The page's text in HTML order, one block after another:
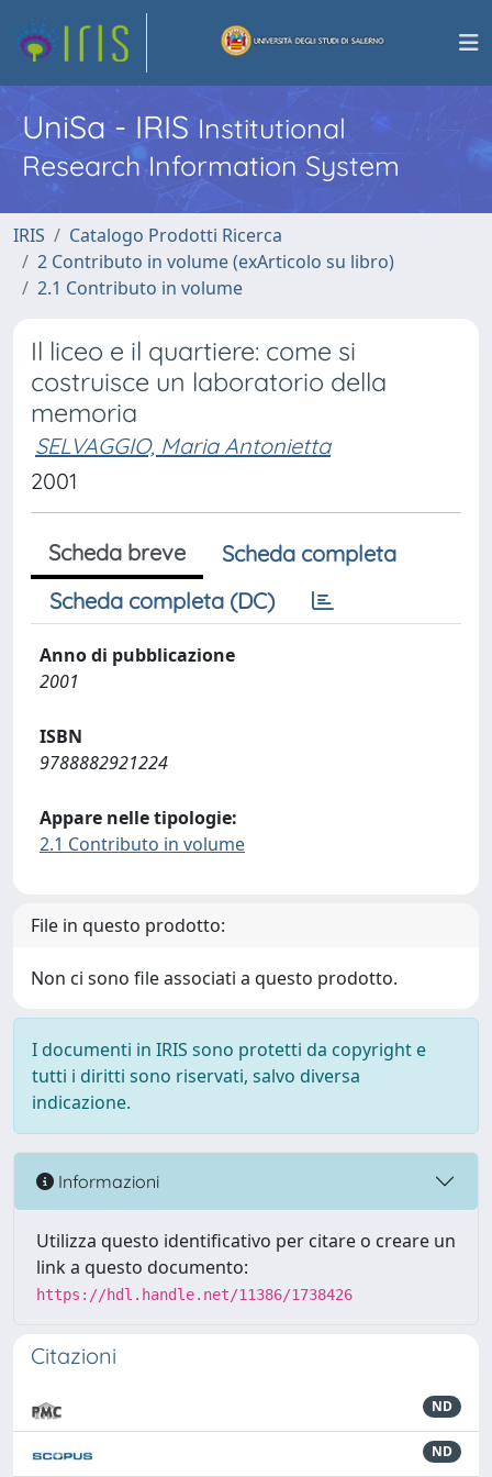
UniSa - IRISInstitutional
Research Information System
IRIS
Catalogo Prodotti Ricerca
2 Contributo in volume (exArticolo su libro)
2.1 Contributo in volume
Il liceo e il quartiere: come si
costruisce un laboratorio della
memoria
SELVAGGIO, Maria Antonietta
2001
Scheda breve
Scheda completa
Scheda completa (DC)
Anno di pubblicazione
2001
ISBN
9788882921224
Appare nelle tipologie:
2.1 Contributo in volume
File in questo prodotto:
Non ci sono file associati a questo prodotto.
I documenti in IRIS sono protetti da copyright e
tutti i diritti sono riservati, salvo diversa
indicazione.
Informazioni
Utilizza questo identificativo per citare o creare un
link a questo documento:
https://hdl.handle.net/11386/1738426
Citazioni
ND
ND